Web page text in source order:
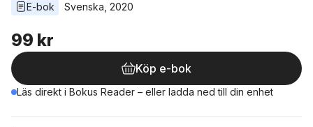
E-bok
Svenska 2020
99 kr
Köp e-bok
Läs direkt i Bokus Reader – eller ladda ned till din enhet